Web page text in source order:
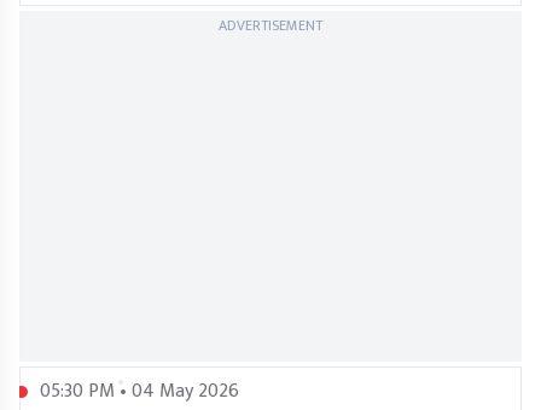
ADVERTISEMENT
05:30 PM • 04 May 2026